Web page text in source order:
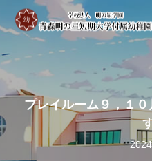
プレイルーム９，１